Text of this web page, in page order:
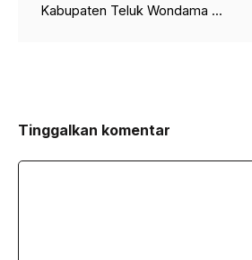
Kabupaten Teluk Wondama ...
Tinggalkan komentar